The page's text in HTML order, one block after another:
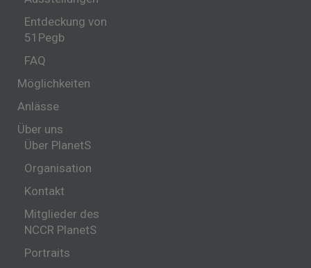
Entdeckung von
51Pegb
FAQ
Möglichkeiten
Anlässe
Über uns
Über PlanetS
Organisation
Kontakt
Mitglieder des
NCCR PlanetS
Portraits